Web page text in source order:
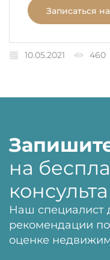
Записаться
10.05.2021 460
на
Наш специалист
рекомендации
оценке